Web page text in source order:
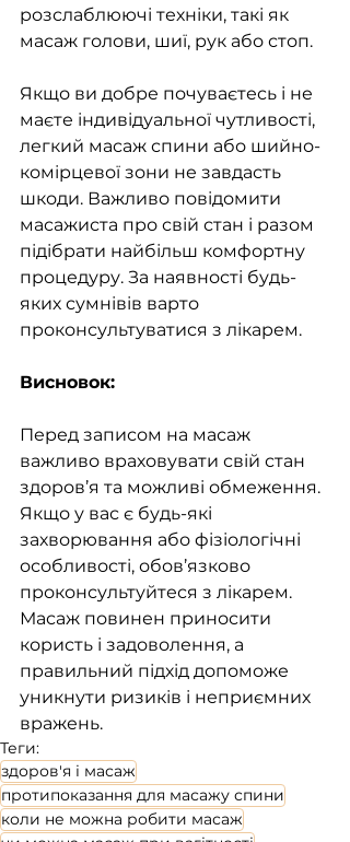
розслаблюючі техніки, такі як
масаж голови, шиї, рук або стоп.
Якщо ви добре почуваєтесь і не
маєте індивідуальної чутливості,
легкий масаж спини або шийно-
комірцевої зони не завдасть
шкоди. Важливо повідомити
масажиста про свій стан і разом
підібрати найбільш комфортну
процедуру. За наявності будь-
яких сумнівів варто
проконсультуватися з лікарем.
Висновок:
Перед записом на масаж
важливо враховувати свій стан
здоров’я та можливі обмеження.
Якщо у вас є будь-які
захворювання або фізіологічні
особливості, обов’язково
проконсультуйтеся з лікарем.
Масаж повинен приносити
користь і задоволення, а
правильний підхід допоможе
уникнути ризиків і неприємних
вражень.
Теги:
здоров'я і масаж
протипоказання для масажу спини
коли не можна робити масаж